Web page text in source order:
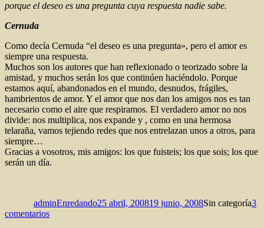
porque el deseo es una pregunta cuya respuesta nadie sabe.
Cernuda
Como decía Cernuda “el deseo es una pregunta», pero el amor es
siempre una respuesta.
Muchos son los autores que han reflexionado o teorizado sobre la
amistad, y muchos serán los que continúen haciéndolo. Porque
estamos aquí, abandonados en el mundo, desnudos, frágiles,
hambrientos de amor. Y el amor que nos dan los amigos nos es tan
necesario como el aire que respiramos. El verdadero amor no nos
divide: nos multiplica, nos expande y , como en una hermosa
telaraña, vamos tejiendo redes que nos entrelazan unos a otros, para
siempre…
Gracias a vosotros, mis amigos: los que fuisteis; los que sois; los que
serán un día.
adminEnredando25 abril, 200819 junio, 2008Sin categoría3
comentariosen